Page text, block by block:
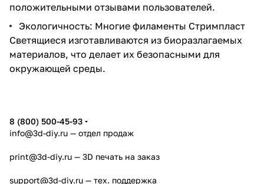
положительными отзывами пользователей.
Экологичность: Многие филаменты Стримпласт
Светящиеся изготавливаются из биоразлагаемых
материалов, что делает их безопасными для
окружающей среды.
8 (800) 500-45-93
info@3d-diy.ru — отдел продаж
print@3d-diy.ru — 3D печать на заказ
support@3d-diy.ru — тех. поддержка